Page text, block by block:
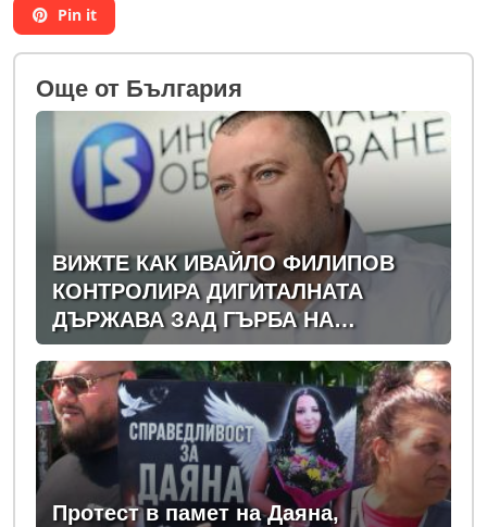
Pin it
Oще от България
ВИЖТЕ КАК ИВАЙЛО ФИЛИПОВ
КОНТРОЛИРА ДИГИТАЛНАТА
ДЪРЖАВА ЗАД ГЪРБА НА
ПРАВИТЕЛСТВОТО?
(РАЗСЛЕДВАНЕ)
Протест в памет на Даяна,